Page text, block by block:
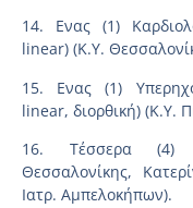
14. Ενας (1)
linear) (Κ.Υ.
15. Ενας (1)
linear, διορθική) (Κ.Υ.
16. Τέσσερα (4)
Θεσσαλονίκης,
Ιατρ. Αμπελοκήπων).